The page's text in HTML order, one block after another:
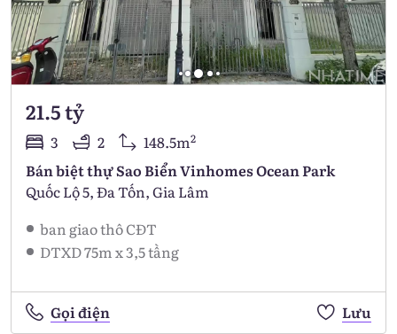
21.5 tỷ
3 2 148.5m2
Bán biệt thự Sao Biển Vinhomes Ocean Park
Quốc Lộ 5, Đa Tốn, Gia Lâm
ban giao thô CĐT
DTXD 75m x 3,5 tầng
Gọi điện Lưu